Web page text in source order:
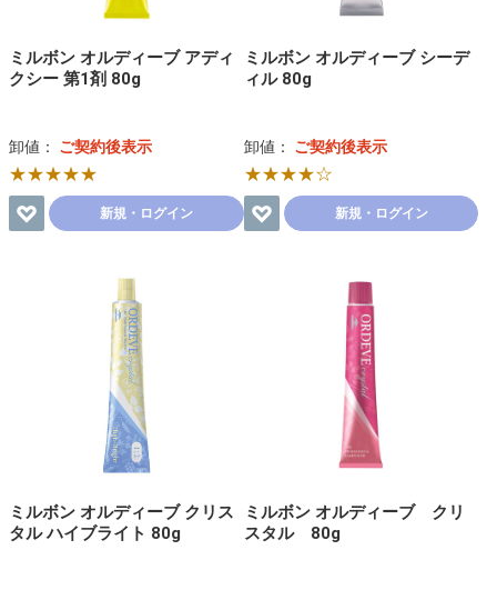
ミルボン オルディーブ アディ
クシー 第1剤 80g
卸値： ご契約後表示
★★★★★
新規・ログイン
ミルボン オルディーブ シーデ
ィル 80g
卸値： ご契約後表示
★★★★☆
新規・ログイン
ミルボン オルディーブ クリス
タル ハイブライト 80g
ミルボン オルディーブ クリ
スタル 80g